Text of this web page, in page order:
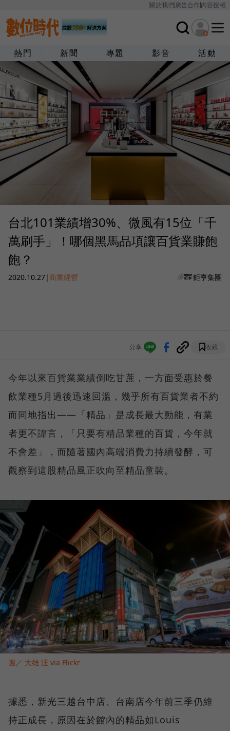
關於我們廣告合作內容授權
熱門 新聞 專題 影音 活動
台北101業績增30%、微風有15位「千
萬刷手」！哪個黑馬品項讓百貨業賺飽
飽？
2020.10.27|商業經營 鉅亨集團
分享 收藏
今年以來百貨業業績倒吃甘蔗，一方面受惠於餐
飲業種5月過後迅速回溫，幾乎所有百貨業者不約
而同地指出——「精品」是成長最大動能，有業
者更不諱言，「只要有精品業種的百貨，今年就
不會差」，而隨著國內高端消費力持續發酵，可
觀察到這股精品風正吹向至精品童裝。
圖／ 大雄 汪 via Flickr
據悉，新光三越台中店、台南店今年前三季仍維
持正成長，原因在於館內的精品如Louis